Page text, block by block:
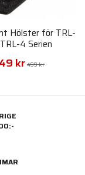
Hölster för TRL-
4 Serien
kr 499 kr